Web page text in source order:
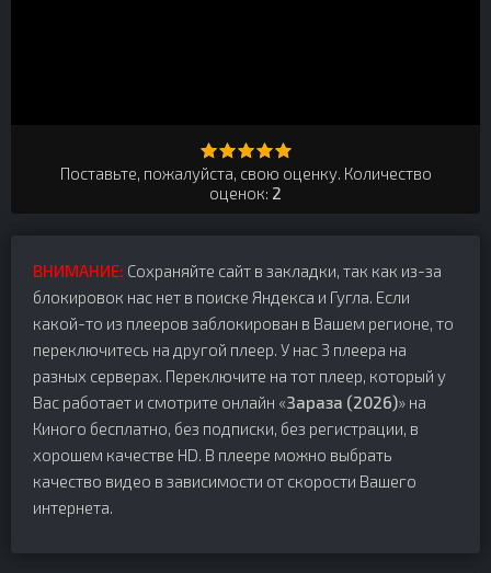
Поставьте, пожалуйста, свою оценку. Количество
оценок: 2
ВНИМАНИЕ: Сохраняйте сайт в закладки, так как из-за
блокировок нас нет в поиске Яндекса и Гугла. Если
какой-то из плееров заблокирован в Вашем регионе, то
переключитесь на другой плеер. У нас 3 плеера на
разных серверах. Переключите на тот плеер, который у
Вас работает и смотрите онлайн «Зараза (2026)» на
Киного бесплатно, без подписки, без регистрации, в
хорошем качестве HD. В плеере можно выбрать
качество видео в зависимости от скорости Вашего
интернета.